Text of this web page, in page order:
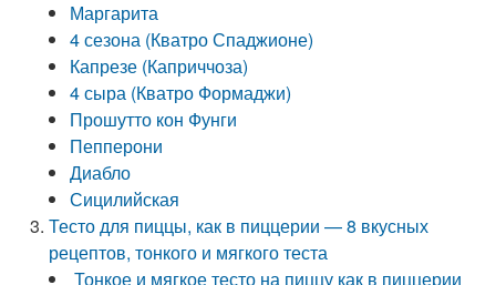
Маргарита
4 сезона (Кватро Спаджионе)
Капрезе (Каприччоза)
4 сыра (Кватро Формаджи)
Прошутто кон Фунги
Пепперони
Диабло
Сицилийская
Тесто для пиццы, как в пиццерии — 8 вкусных
рецептов, тонкого и мягкого теста
Тонкое и мягкое тесто на пиццу как в пиццерии